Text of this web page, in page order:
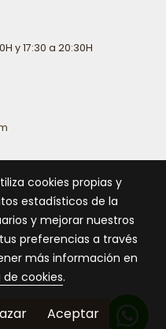
y 17:30 a 20:30H
cookies propias y
estadísticos de la
y mejorar nuestros
preferencias a través
más información en
cookies.
Aceptar